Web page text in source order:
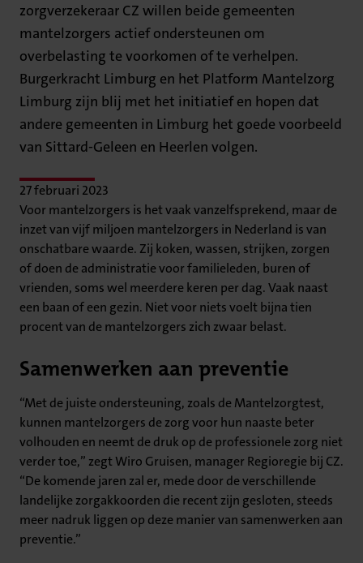
zorgverzekeraar CZ willen beide gemeenten
mantelzorgers actief ondersteunen om
overbelasting te voorkomen of te verhelpen.
Burgerkracht Limburg en het Platform Mantelzorg
Limburg zijn blij met het initiatief en hopen dat
andere gemeenten in Limburg het goede voorbeeld
van Sittard-Geleen en Heerlen volgen.
27 februari 2023
Voor mantelzorgers is het vaak vanzelfsprekend, maar de
inzet van vijf miljoen mantelzorgers in Nederland is van
onschatbare waarde. Zij koken, wassen, strijken, zorgen
of doen de administratie voor familieleden, buren of
vrienden, soms wel meerdere keren per dag. Vaak naast
een baan of een gezin. Niet voor niets voelt bijna tien
procent van de mantelzorgers zich zwaar belast.
Samenwerken aan preventie
“Met de juiste ondersteuning, zoals de Mantelzorgtest,
kunnen mantelzorgers de zorg voor hun naaste beter
volhouden en neemt de druk op de professionele zorg niet
verder toe,” zegt Wiro Gruisen, manager Regioregie bij CZ.
“De komende jaren zal er, mede door de verschillende
landelijke zorgakkoorden die recent zijn gesloten, steeds
meer nadruk liggen op deze manier van samenwerken aan
preventie.”